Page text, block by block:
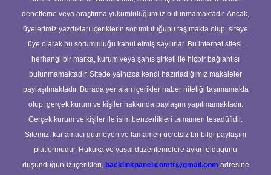
denetleme veya araştırma yükümlülüğümüz bulunmamaktadır. Ancak,
üyelerimiz yazdıkları içeriklerin sorumluluğunu taşımakta olup, siteye
üye olarak bu sorumluluğu kabul etmiş sayılırlar. Bu internet sitesi,
herhangi bir marka, kurum veya şahıs şirketi ile hiçbir bağlantısı
bulunmamaktadır. Sitede yalnızca kendi hazırladığımız makaleler
paylaşılmaktadır. Burada yer alan içerikler haber niteliği taşımamakta
olup, gerçek kurum ve kişiler hakkında paylaşım yapılmamaktadır.
Gerçek kurum ve kişiler ile isim benzerlikleri tamamen tesadüfidir.
Sitemiz, kar amacı gütmeyen ve tamamen ücretsiz bir bilgi paylaşım
platformudur. Hukuka ve yasal düzenlemelere aykırı olduğunu
düşündüğünüz içerikleri, backlinkpanelicomtr@gmail.com adresine